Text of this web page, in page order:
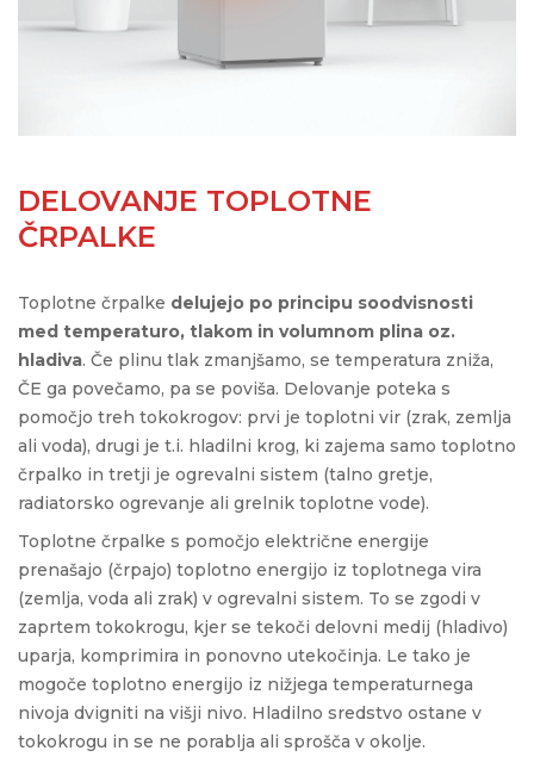
DELOVANJE TOPLOTNE
ČRPALKE
Toplotne črpalke delujejo po principu soodvisnosti
med temperaturo, tlakom in volumnom plina oz.
hladiva. Če plinu tlak zmanjšamo, se temperatura zniža,
ČE ga povečamo, pa se poviša. Delovanje poteka s
pomočjo treh tokokrogov: prvi je toplotni vir (zrak, zemlja
ali voda), drugi je t.i. hladilni krog, ki zajema samo toplotno
črpalko in tretji je ogrevalni sistem (talno gretje,
radiatorsko ogrevanje ali grelnik toplotne vode).
Toplotne črpalke s pomočjo električne energije
prenašajo (črpajo) toplotno energijo iz toplotnega vira
(zemlja, voda ali zrak) v ogrevalni sistem. To se zgodi v
zaprtem tokokrogu, kjer se tekoči delovni medij (hladivo)
uparja, komprimira in ponovno utekočinja. Le tako je
mogoče toplotno energijo iz nižjega temperaturnega
nivoja dvigniti na višji nivo. Hladilno sredstvo ostane v
tokokrogu in se ne porablja ali sprošča v okolje.